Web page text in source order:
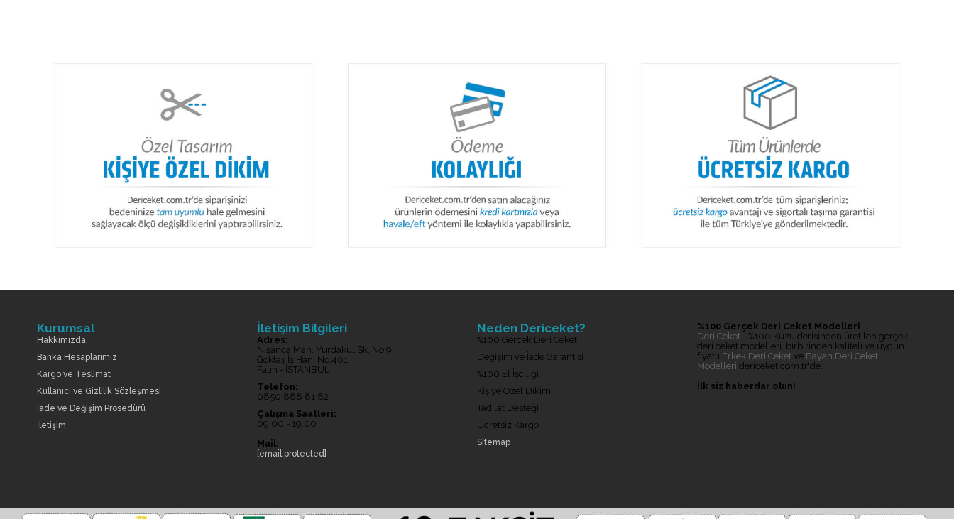
Kurumsal
Hakkımızda
Banka Hesaplarımız
Kargo ve Teslimat
Kullanıcı ve Gizlilik Sözleşmesi
İade ve Değişim Prosedürü
İletişim
İletişim Bilgileri
Adres:
Nişanca Mah. Yurdakul Sk. No:9
Göktaş İş Hanı No.401
Fatih - İSTANBUL
Telefon:
0850 888 81 82
Çalışma Saatleri:
09:00 - 19:00
Mail:
[email protected]
Neden Dericeket?
%100 Gerçek Deri Ceket
Değişim ve İade Garantisi
%100 El İşçiliği
Kişiye Özel Dikim
Tadilat Desteği
Ücretsiz Kargo
Sitemap
%100 Gerçek Deri Ceket Modelleri
Deri Ceket - %100 Kuzu derisinden üretilen gerçek
deri ceket modelleri, birbirinden kaliteli ve uygun
fiyatlı Erkek Deri Ceket ve Bayan Deri Ceket
Modelleri dericeket.com.tr'de.
İlk siz haberdar olun!